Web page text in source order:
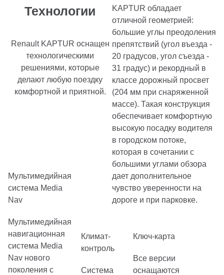
KAPTUR обладает
отличной геометрией:
большие углы преодоления
препятствий (угол въезда -
20 градусов, угол съезда -
31 градус) и рекордный в
классе дорожный просвет
(204 мм при снаряженной
массе). Такая конструкция
обеспечивает комфортную
высокую посадку водителя
в городском потоке,
которая в сочетании с
большими углами обзора
дает дополнительное
чувство уверенности на
дороге и при парковке.
Технологии
Renault KAPTUR оснащен
технологическими
решениями, которые
делают любую поездку
комфортной и приятной.
Мультимедийная
система Media
Nav
Мультимедийная
навигационная
система Media
Nav нового
поколения с
Климат-
контроль
Система
Ключ-карта
Все версии
оснащаются